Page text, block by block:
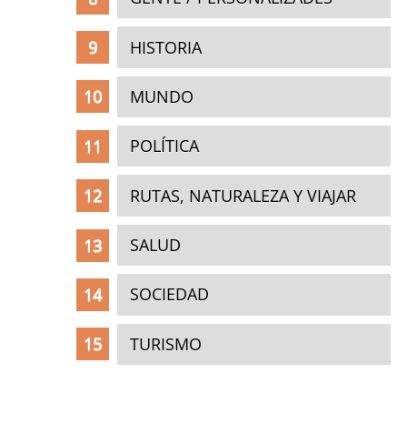
HISTORIA
MUNDO
POLÍTICA
RUTAS, NATURALEZA Y VIAJAR
SALUD
SOCIEDAD
TURISMO